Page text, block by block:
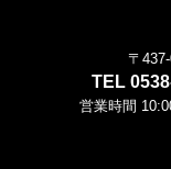
〒
TEL
営業時間